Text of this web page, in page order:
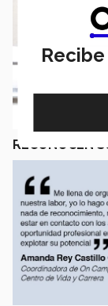
RECONOCEN